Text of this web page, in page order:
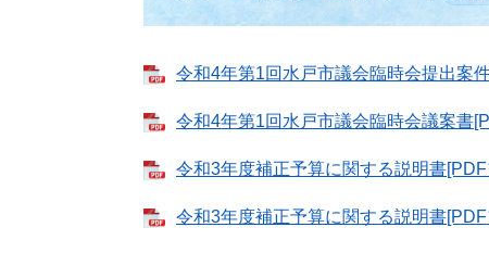
令和4年第1回水戸市議会臨時会提出案
令和4年第1回水戸市議会臨時会議案書
令和3年度補正予算に関する説明書
令和3年度補正予算に関する説明書